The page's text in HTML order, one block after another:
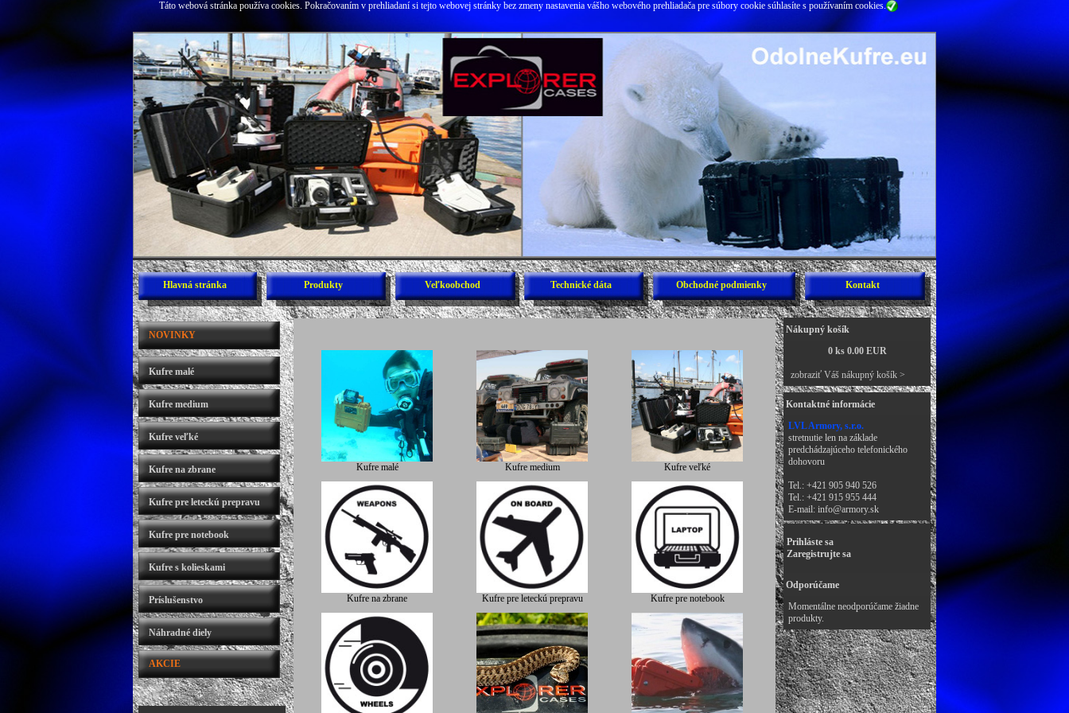
Táto webová stránka používa cookies. Pokračovaním v prehliadaní si tejto webovej stránky bez zmeny nastavenia vášho webového prehliadača pre súbory cookie súhlasíte s používaním cookies.
Hlavná stránka Produkty Veľkoobchod Technické dáta Obchodné podmienky Kontakt
NOVINKY
Kufre malé
Kufre medium
Kufre veľké
Kufre na zbrane
Kufre pre leteckú prepravu
Kufre pre notebook
Kufre s kolieskami
Príslušenstvo
Náhradné diely
AKCIE
Kufre malé Kufre medium Kufre veľké
Kufre na zbrane Kufre pre leteckú prepravu Kufre pre notebook
Nákupný košík
0 ks 0.00 EUR
zobraziť Váš nákupný košík >
Kontaktné informácie
LVL Armory, s.r.o.
stretnutie len na základe
predchádzajúceho telefonického
dohovoru
Tel.: +421 905 940 526
Tel.: +421 915 955 444
E-mail: info@armory.sk
Prihláste sa
Zaregistrujte sa
Odporúčame
Momentálne neodporúčame žiadne
produkty.